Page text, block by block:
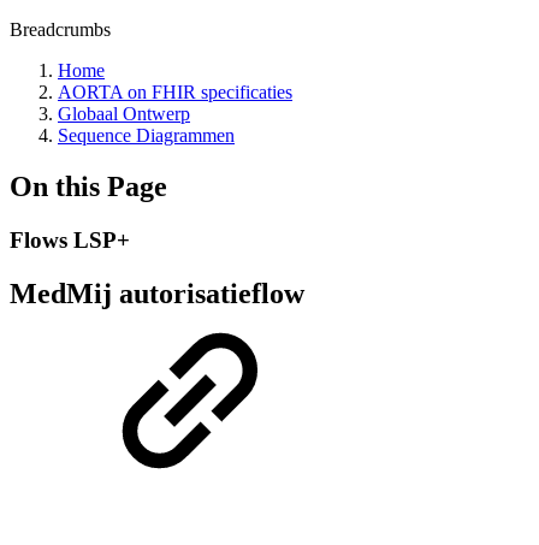
Breadcrumbs
Home
AORTA on FHIR specificaties
Globaal Ontwerp
Sequence Diagrammen
On this Page
Flows LSP+
MedMij autorisatieflow